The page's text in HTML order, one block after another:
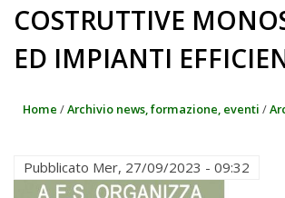
COSTRUTTIVE
ED IMPIANTI
Home /Archivio news, formazione, eventi /
Pubblicato Mer, 27/09/2023 - 09:32